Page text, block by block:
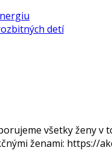
detí
všetky ženy v
ženami: https://